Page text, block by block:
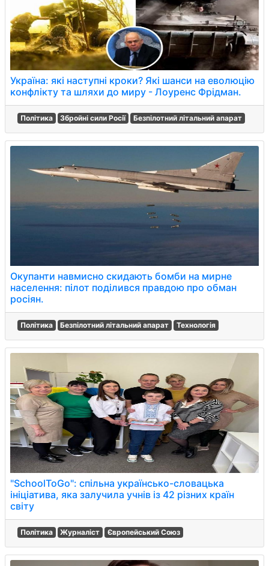
Україна: які наступні кроки? Які шанси на еволюцію
конфлікту та шляхи до миру - Лоуренс Фрідман.
Політика Збройні сили Росії Безпілотний літальний апарат
Окупанти навмисно скидають бомби на мирне
населення: пілот поділився правдою про обман
росіян.
Політика Безпілотний літальний апарат Технологія
"SchoolToGo": спільна українсько-словацька
ініціатива, яка залучила учнів із 42 різних країн
світу
Політика Журналіст Європейський Союз